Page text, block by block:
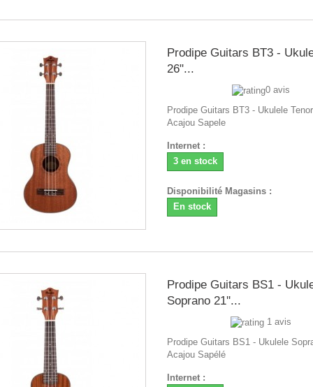
Prodipe Guitars BT3 -
26"...
0 avis
Prodipe Guitars BT3 - Ukulele
Acajou Sapele
Internet :
3 en stock
Disponibilité Magasins :
En stock
Prodipe Guitars BS1 -
Soprano 21''...
1 avis
Prodipe Guitars BS1 - Ukulele
Acajou Sapélé
Internet :